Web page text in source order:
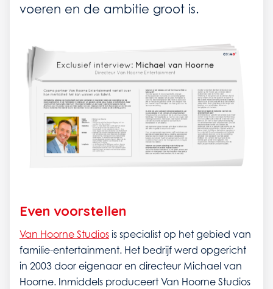
voeren en de ambitie groot is.
Even voorstellen
Van Hoorne Studios is specialist op het gebied van
familie-entertainment. Het bedrijf werd opgericht
in 2003 door eigenaar en directeur Michael van
Hoorne. Inmiddels produceert Van Hoorne Studios